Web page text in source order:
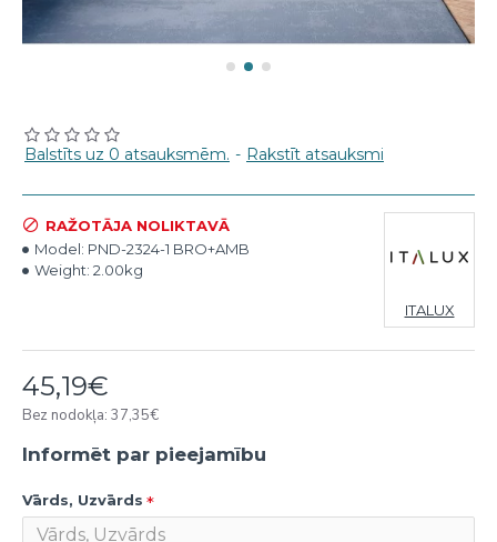
Balstīts uz 0 atsauksmēm. - Rakstīt atsauksmi
45,19€
Bez nodokļa: 37,35€
RAŽOTĀJA NOLIKTAVĀ
Model: PND-2324-1 BRO+AMB
Weight: 2.00kg
ITALUX
Informēt par pieejamību
Vārds, Uzvārds